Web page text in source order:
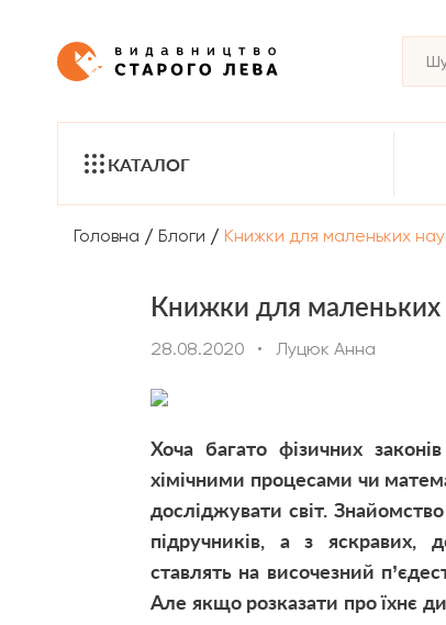
КАТАЛОГ
Головна / Блоги / Книжки для маленьких
Книжки для маленьких
28.08.2020 • Луцюк Анна
Хоча багато фізичних
хімічними процесами чи
досліджувати світ.
підручників, а з яскравих,
ставлять на височезний
Але якщо розказати про їхнє